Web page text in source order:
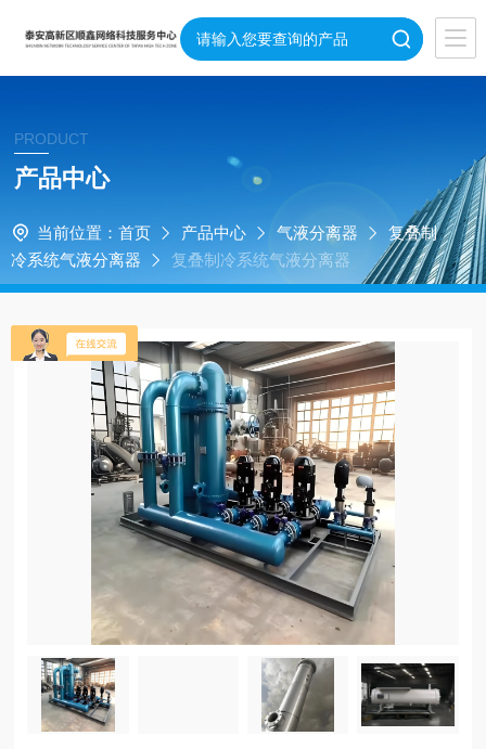
PRODUCT
产品中心
当前位置： 首页 产品中心 气液分离器
复叠制
冷系统气液分离器
复叠制冷系统气液分离器